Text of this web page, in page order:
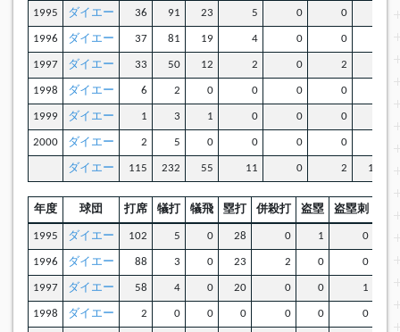
1995 ダイエー 36 91 23 5 0 0
1996 ダイエー 37 81 19 4 0 0
1997 ダイエー 33 50 12 2 0 2
1998 ダイエー 6 2 0 0 0 0
1999 ダイエー 1 3 1 0 0 0
2000 ダイエー 2 5 0 0 0 0
ダイエー 115 232 55 11 0 2 18
年度 球団 打席 犠打 犠飛 塁打 併殺打 盗塁 盗塁刺
1995 ダイエー 102 5 0 28 0 1 0
1996 ダイエー 88 3 0 23 2 0 0
1997 ダイエー 58 4 0 20 0 0 1
1998 ダイエー 2 0 0 0 0 0 0